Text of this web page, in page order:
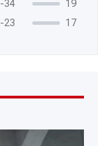
-34
19
-23 17